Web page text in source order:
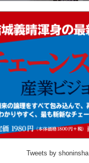
Tweets by shoninsha